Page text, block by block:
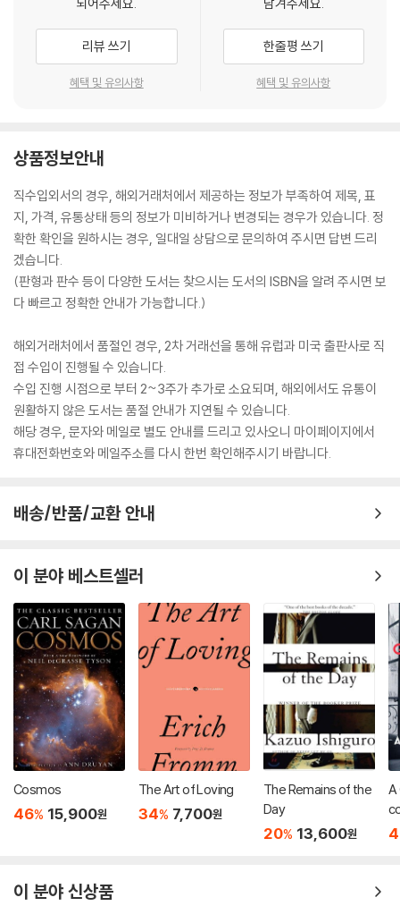
리뷰 쓰기
혜택 및 유의사항
한줄평 쓰기
혜택 및 유의사항
상품정보안내
직수입외서의 경우, 해외거래처에서 제공하는 정보가 부족하여 제목, 표
지, 가격, 유통상태 등의 정보가 미비하거나 변경되는 경우가 있습니다. 정
확한 확인을 원하시는 경우, 일대일 상담으로 문의하여 주시면 답변 드리
겠습니다.
(판형과 판수 등이 다양한 도서는 찾으시는 도서의 ISBN을 알려 주시면 보
다 빠르고 정확한 안내가 가능합니다.)
해외거래처에서 품절인 경우, 2차 거래선을 통해 유럽과 미국 출판사로 직
접 수입이 진행될 수 있습니다.
수입 진행 시점으로 부터 2~3주가 추가로 소요되며, 해외에서도 유통이
원활하지 않은 도서는 품절 안내가 지연될 수 있습니다.
해당 경우, 문자와 메일로 별도 안내를 드리고 있사오니 마이페이지에서
휴대전화번호와 메일주소를 다시 한번 확인해주시기 바랍니다.
배송/반품/교환 안내
이 분야 베스트셀러
Cosmos
46% 15,900원
The Art of Loving
34% 7,700원
The Remains of the
Day
20% 13,600원
A
이 분야 신상품